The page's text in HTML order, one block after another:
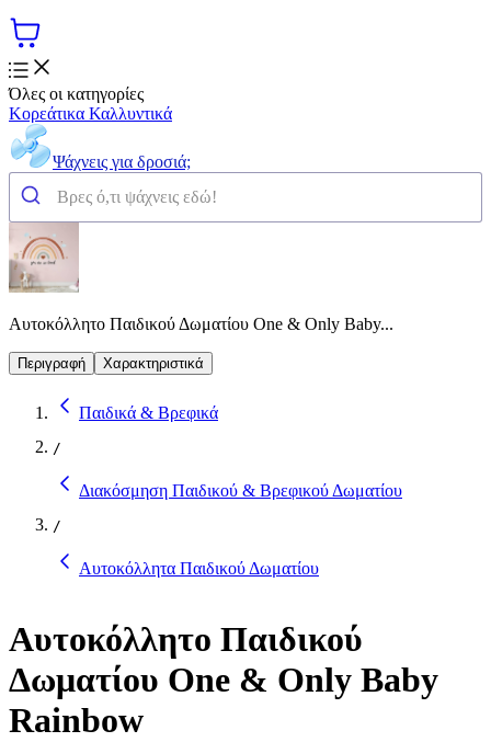
Όλες οι κατηγορίες
Κορεάτικα Καλλυντικά
Ψάχνεις για δροσιά;
Αυτοκόλλητο Παιδικού Δωματίου One & Only Baby...
Περιγραφή Χαρακτηριστικά
Παιδικά & Βρεφικά
/
Διακόσμηση Παιδικού & Βρεφικού Δωματίου
/
Αυτοκόλλητα Παιδικού Δωματίου
Αυτοκόλλητο Παιδικού
Δωματίου One & Only Baby
Rainbow